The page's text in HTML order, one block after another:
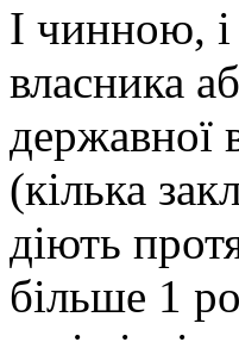
І чинною, і
власника
державної
(кілька
діють
більше 1